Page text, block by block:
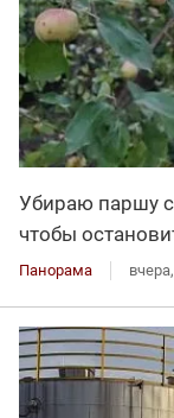
Убираю паршу с
чтобы
Панорама